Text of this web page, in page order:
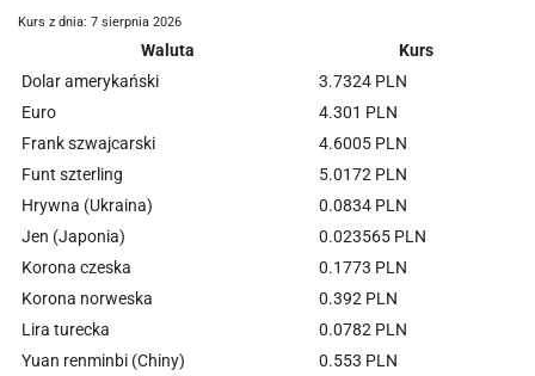
Kurs z dnia: 7 sierpnia 2026
Waluta
Kurs
Dolar amerykański
3.7324 PLN
Euro
4.301 PLN
Frank szwajcarski
4.6005 PLN
Funt szterling
5.0172 PLN
Hrywna (Ukraina)
0.0834 PLN
Jen (Japonia)
0.023565 PLN
Korona czeska
0.1773 PLN
Korona norweska
0.392 PLN
Lira turecka
0.0782 PLN
Yuan renminbi (Chiny)
0.553 PLN